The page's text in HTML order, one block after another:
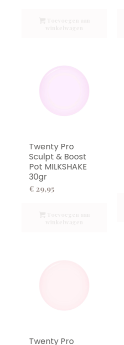
Twenty Pro
Sculpt & Boost
Pot MILKSHAKE
30gr
€ 29,95
Twenty Pro